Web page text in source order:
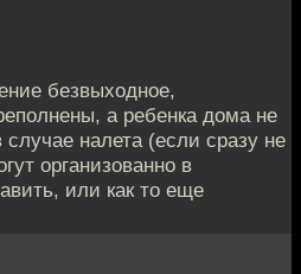
безвыходное,
а ребенка дома не
налета (если сразу не
организованно в
или как то еще